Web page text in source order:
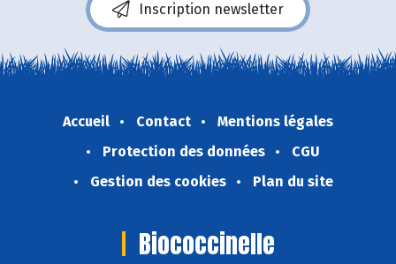
Inscription newsletter
Accueil Contact
Mentions légales
Protection des données
CGU
Gestion des cookies
Plan du site
Biococcinelle